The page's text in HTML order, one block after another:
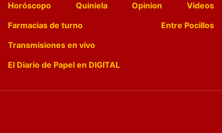
Horóscopo
Quiniela Opinion
Videos
Farmacias de turno
Entre Pocillos
Transmisiones en vivo
El Diario de Papel en DIGITAL